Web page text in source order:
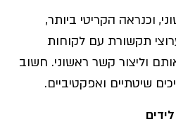
וכנראה הקריטי ביותר,
תקשורת עם לקוחות
וליצור קשר ראשוני. חשוב
שיטתיים ואפקטיביים.